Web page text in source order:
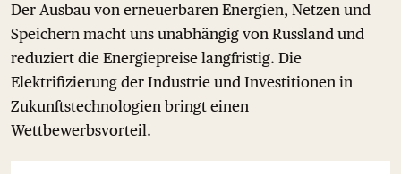
Der Ausbau von erneuerbaren Energien, Netzen und
Speichern macht uns unabhängig von Russland und
reduziert die Energiepreise langfristig. Die
Elektrifizierung der Industrie und Investitionen in
Zukunftstechnologien bringt einen
Wettbewerbsvorteil.